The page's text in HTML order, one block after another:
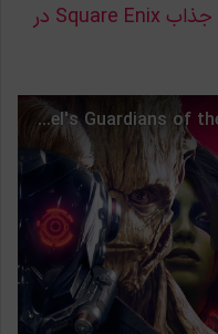
تماشا کنید: نمایش جذاب Square Enix در